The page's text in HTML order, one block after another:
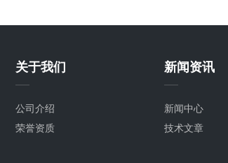
关于我们
公司介绍
荣誉资质
新闻资讯
新闻中心
技术文章